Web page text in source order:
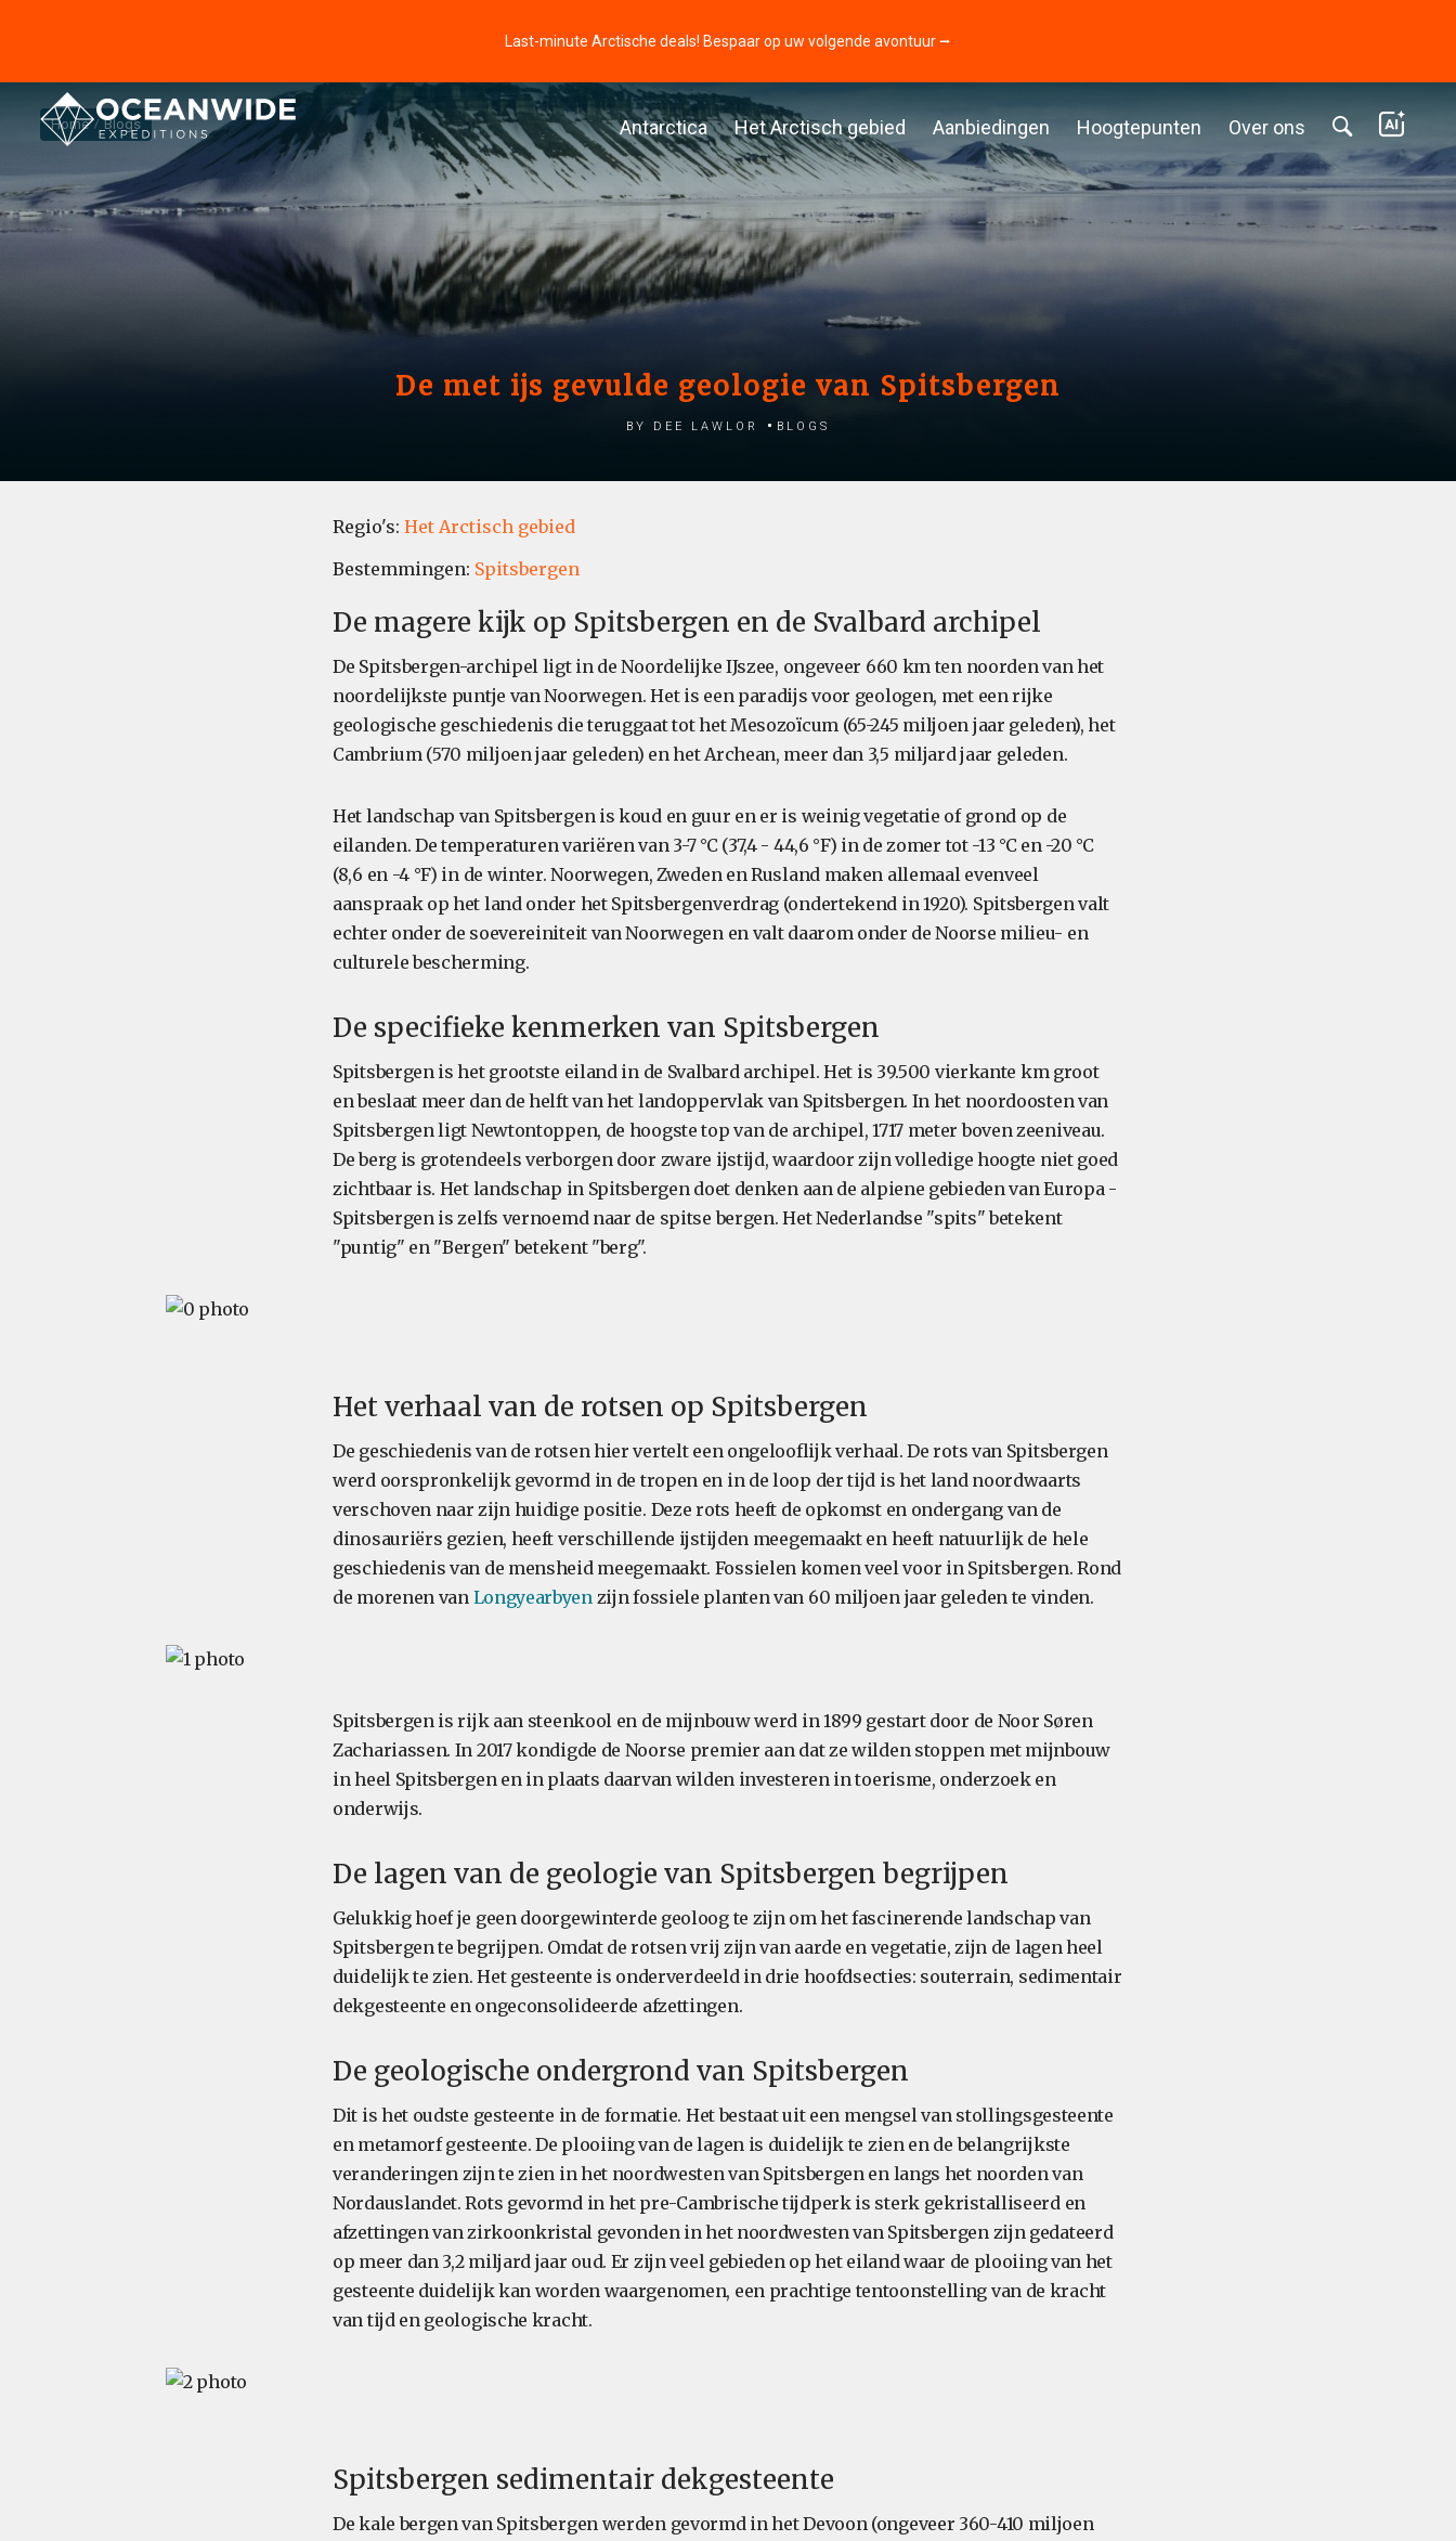
Last-minute Arctische deals! Bespaar op uw volgende avontuur ⭢
Antarctica Het Arctisch gebied Aanbiedingen Hoogtepunten Over ons
Home Blogs
De met ijs gevulde geologie van Spitsbergen
by Dee Lawlor Blogs
Regio's: Het Arctisch gebied
Bestemmingen: Spitsbergen
De magere kijk op Spitsbergen en de Svalbard archipel
De Spitsbergen-archipel ligt in de Noordelijke IJszee, ongeveer 660 km ten noorden van het
noordelijkste puntje van Noorwegen. Het is een paradijs voor geologen, met een rijke
geologische geschiedenis die teruggaat tot het Mesozoïcum (65-245 miljoen jaar geleden), het
Cambrium (570 miljoen jaar geleden) en het Archean, meer dan 3,5 miljard jaar geleden.
Het landschap van Spitsbergen is koud en guur en er is weinig vegetatie of grond op de
eilanden. De temperaturen variëren van 3-7 °C (37,4 - 44,6 °F) in de zomer tot -13 °C en -20 °C
(8,6 en -4 °F) in de winter. Noorwegen, Zweden en Rusland maken allemaal evenveel
aanspraak op het land onder het Spitsbergenverdrag (ondertekend in 1920). Spitsbergen valt
echter onder de soevereiniteit van Noorwegen en valt daarom onder de Noorse milieu- en
culturele bescherming.
De specifieke kenmerken van Spitsbergen
Spitsbergen is het grootste eiland in de Svalbard archipel. Het is 39.500 vierkante km groot
en beslaat meer dan de helft van het landoppervlak van Spitsbergen. In het noordoosten van
Spitsbergen ligt Newtontoppen, de hoogste top van de archipel, 1717 meter boven zeeniveau.
De berg is grotendeels verborgen door zware ijstijd, waardoor zijn volledige hoogte niet goed
zichtbaar is. Het landschap in Spitsbergen doet denken aan de alpiene gebieden van Europa -
Spitsbergen is zelfs vernoemd naar de spitse bergen. Het Nederlandse "spits" betekent
"puntig" en "Bergen" betekent "berg".
Het verhaal van de rotsen op Spitsbergen
De geschiedenis van de rotsen hier vertelt een ongelooflijk verhaal. De rots van Spitsbergen
werd oorspronkelijk gevormd in de tropen en in de loop der tijd is het land noordwaarts
verschoven naar zijn huidige positie. Deze rots heeft de opkomst en ondergang van de
dinosauriërs gezien, heeft verschillende ijstijden meegemaakt en heeft natuurlijk de hele
geschiedenis van de mensheid meegemaakt. Fossielen komen veel voor in Spitsbergen. Rond
de morenen van Longyearbyenzijn fossiele planten van 60 miljoen jaar geleden te vinden.
Spitsbergen is rijk aan steenkool en de mijnbouw werd in 1899 gestart door de Noor Søren
Zachariassen. In 2017 kondigde de Noorse premier aan dat ze wilden stoppen met mijnbouw
in heel Spitsbergen en in plaats daarvan wilden investeren in toerisme, onderzoek en
onderwijs.
De lagen van de geologie van Spitsbergen begrijpen
Gelukkig hoef je geen doorgewinterde geoloog te zijn om het fascinerende landschap van
Spitsbergen te begrijpen. Omdat de rotsen vrij zijn van aarde en vegetatie, zijn de lagen heel
duidelijk te zien. Het gesteente is onderverdeeld in drie hoofdsecties: souterrain, sedimentair
dekgesteente en ongeconsolideerde afzettingen.
De geologische ondergrond van Spitsbergen
Dit is het oudste gesteente in de formatie. Het bestaat uit een mengsel van stollingsgesteente
en metamorf gesteente. De plooiing van de lagen is duidelijk te zien en de belangrijkste
veranderingen zijn te zien in het noordwesten van Spitsbergen en langs het noorden van
Nordauslandet. Rots gevormd in het pre-Cambrische tijdperk is sterk gekristalliseerd en
afzettingen van zirkoonkristal gevonden in het noordwesten van Spitsbergen zijn gedateerd
op meer dan 3,2 miljard jaar oud. Er zijn veel gebieden op het eiland waar de plooiing van het
gesteente duidelijk kan worden waargenomen, een prachtige tentoonstelling van de kracht
van tijd en geologische kracht.
Spitsbergen sedimentair dekgesteente
De kale bergen van Spitsbergen werden gevormd in het Devoon (ongeveer 360-410 miljoen